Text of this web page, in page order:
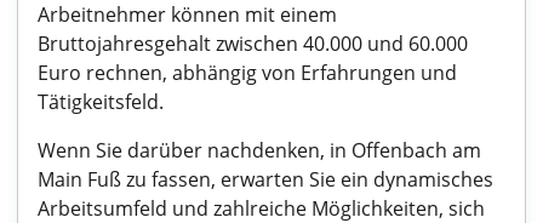
Arbeitnehmer können mit einem
Bruttojahresgehalt zwischen 40.000 und 60.000
Euro rechnen, abhängig von Erfahrungen und
Tätigkeitsfeld.
Wenn Sie darüber nachdenken, in Offenbach am
Main Fuß zu fassen, erwarten Sie ein dynamisches
Arbeitsumfeld und zahlreiche Möglichkeiten, sich